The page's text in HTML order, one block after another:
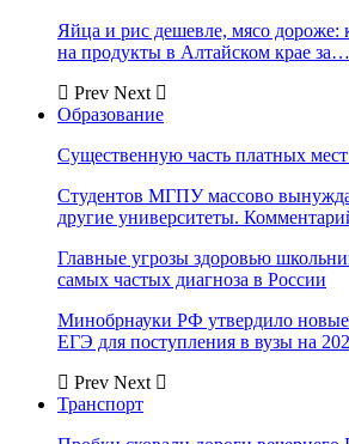
Яйца и рис дешевле, мясо дороже:
на продукты в Алтайском крае за…
Prev Next
Образование
Существенную часть платных мест
Студентов МГПУ массово
другие университеты.
Главные угрозы здоровью
самых частых диагноза в России
Минобрнауки РФ утвердило
ЕГЭ для поступления в вузы на
Prev Next
Транспорт